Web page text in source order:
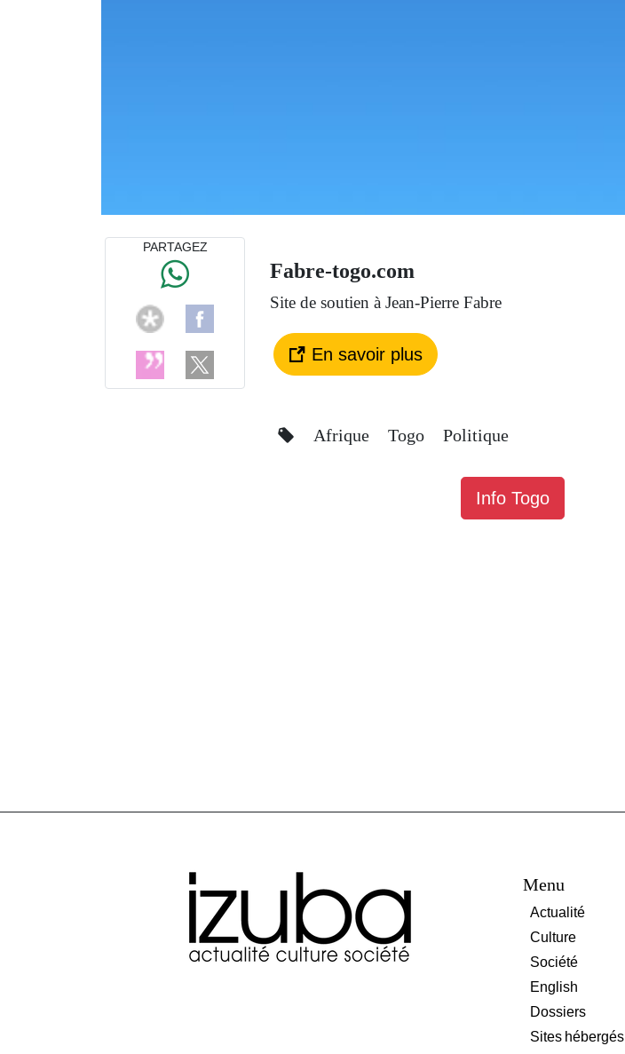
Fabre-togo.com
Site de soutien à Jean-Pierre Fabre
En savoir plus
Afrique Togo Politique
Info Togo
PARTAGEZ
Menu
Actualité
Culture
Société
English
Dossiers
Sites hébergés